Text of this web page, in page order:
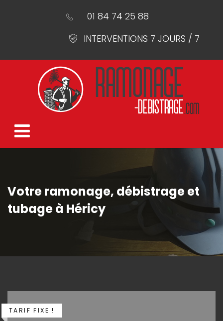
01 84 74 25 88
INTERVENTIONS 7 JOURS / 7
Votre ramonage, débistrage et
tubage à Héricy
TARIF FIXE !